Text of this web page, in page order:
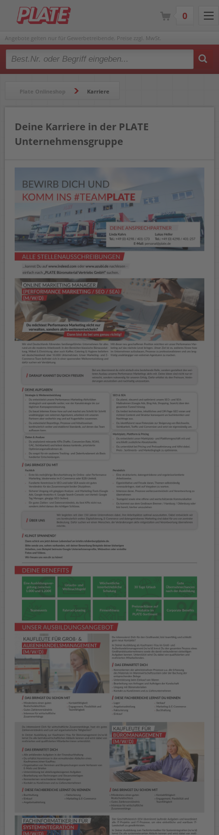
Angebote gelten nur für Gewerbetreibende. Preise zzgl. MwSt.
Type 2 or more characters for results.
Plate Onlineshop Karriere
Deine Karriere in der PLATE
Unternehmensgruppe
0